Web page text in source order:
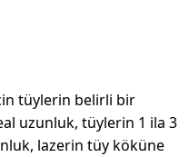
tüylerin belirli bir
uzunluk, tüylerin 1 ila 3
lazerin tüy köküne